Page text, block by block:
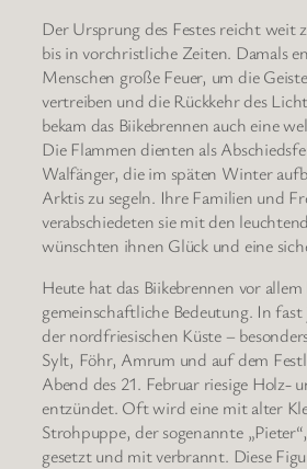
Der Ursprung des Festes reicht weit
bis in vorchristliche Zeiten. Damals
Menschen große Feuer, um die
vertreiben und die Rückkehr des
bekam das Biikebrennen auch eine
Die Flammen dienten als
Walfänger, die im späten Winter
Arktis zu segeln. Ihre Familien und
verabschiedeten sie mit den
wünschten ihnen Glück und eine
Heute hat das Biikebrennen vor
gemeinschaftliche Bedeutung. In
der nordfriesischen Küste –
Sylt, Föhr, Amrum und auf dem
Abend des 21. Februar riesige Holz-
entzündet. Oft wird eine mit alter
Strohpuppe, der sogenannte
gesetzt und mit verbrannt. Diese